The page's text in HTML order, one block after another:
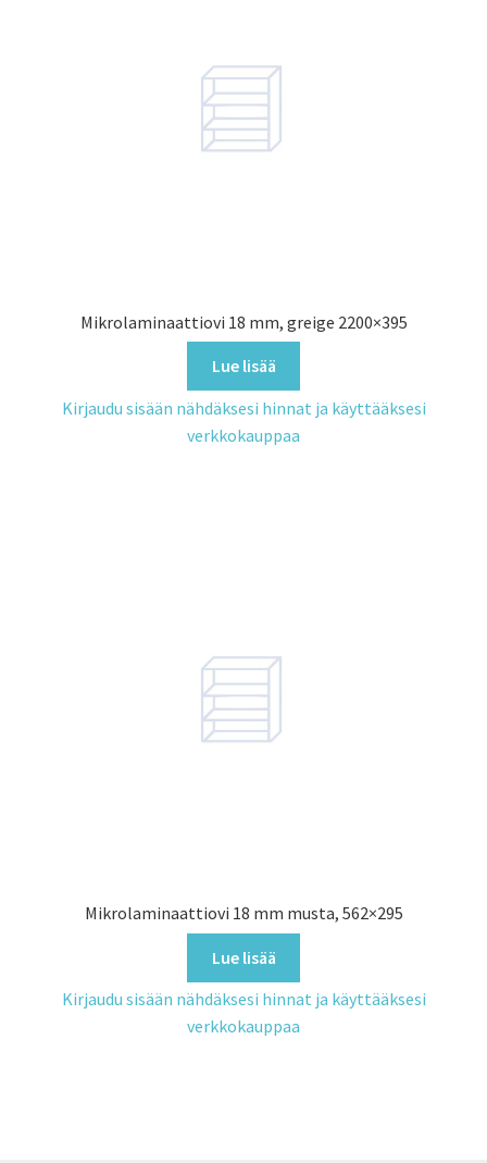
Mikrolaminaattiovi 18 mm, greige 2200×395
Lue lisää
Kirjaudu sisään nähdäksesi hinnat ja käyttääksesi
verkkokauppaa
Mikrolaminaattiovi 18 mm musta, 562×295
Lue lisää
Kirjaudu sisään nähdäksesi hinnat ja käyttääksesi
verkkokauppaa